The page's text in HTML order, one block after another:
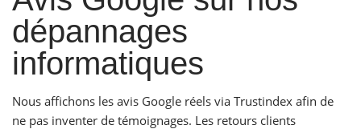
dépannages
informatiques
Nous affichons les avis Google réels via Trustindex afin de
ne pas inventer de témoignages. Les retours clients